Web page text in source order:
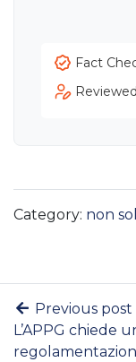
Fact
Category: non
Previous post
L’APPG chiede